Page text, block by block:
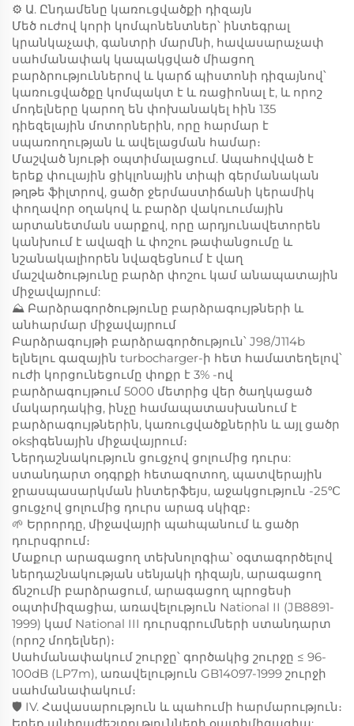
⚙️ Ա. Ընդամենը կառուցվածքի դիզայն
Մեծ ուժով կորի կոմպոնենտներ՝ ինտեգրալ
կրանկաչափ, գանտրի մարմնի, հավասարաչափ
սահմանափակ կապակցված միացող
բարձրություններով և կարճ պիստոնի դիզայնով՝
կառուցվածքը կոմպակտ է և ռացիոնալ է, և որոշ
մոդելները կարող են փոխանակել հին 135
դիեզելային մոտորներին, որը հարմար է
սպառողության և ավելացման համար։
Մաշված նյութի օպտիմալացում. Ապահովված է
երեք փուլային ցիկլոնային տիպի գերմանական
թղթե ֆիլտրով, ցածր ջերմաստիճանի կերամիկ
փողավոր օղակով և բարձր վակուումային
արտանետման սարքով, որը արդյունավետորեն
կանխում է ավազի և փոշու թափանցումը և
նշանակալիորեն նվազեցնում է վաղ
մաշվածությունը բարձր փոշու կամ անապատային
միջավայրում:
⛰️ Բարձրագործությունը բարձրագույթների և
անհարմար միջավայրում
Բարձրագույթի բարձրագործություն՝ J98/J114b
ելնելու գազային turbocharger-ի հետ համատեղելով՝
ուժի կորցունեցումը փոքր է 3% -ով
բարձրագույթում 5000 մետրից վեր ծաղկացած
մակարդակից, ինչը համապատասխանում է
բարձրագույթներին, կառուցվածքներին և այլ ցածր
օksիգենային միջավայրում։
Ներդաշնակություն ցուցչով ցոլումից դուրս:
ստանդարտ օդգրքի հետազոտող, պատվերային
ջրասպասարկման ինտերֆեյս, աջակցություն -25℃
ցուցչով ցոլումից դուրս արագ սկիզբ։
🌱 Երրորդը, միջավայրի պահպանում և ցածր
դուրսգրում։
Մաքուր արագացող տեխնոլոգիա՝ օգտագործելով
ներդաշնակության սենյակի դիզայն, արագացող
ճնշումի բարձրացում, արագացող պրոցեսի
օպտիմիզացիա, առավելություն National II (JB8891-
1999) կամ National III դուրսգրումների ստանդարտ
(որոշ մոդելներ)։
Սահմանափակում շուրջը՝ գործակից շուրջը ≤ 96-
100dB (LP7m), առավելություն GB14097-1999 շուրջի
սահմանափակում։
🛡️ IV. Հավասարություն և պահումի հարմարություն։
Երեք անհրաժեշտությունների օպտիմիզացիա: